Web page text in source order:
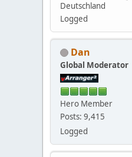
Deutschland
Logged
Dan
Global Moderator
Hero Member
Posts: 9,415
Logged